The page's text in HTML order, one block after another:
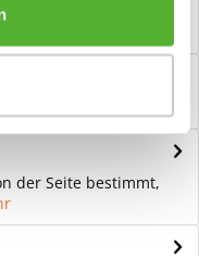
der Seite bestimmt,